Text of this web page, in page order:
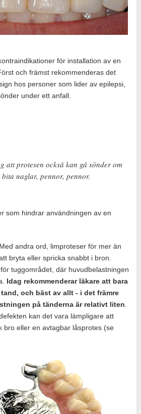
för installation av en
och främst rekommenderas det
hos personer som lider av epilepsi,
under ett anfall.
att protesen också kan gå sönder om
naglar, pennor, pennor.
som hindrar användningen av en
andra ord, limproteser för mer än
bryta eller spricka snabbt i bron.
tuggområdet, där huvudbelastningen
Idag rekommenderar läkare att bara
och bäst av allt - i det främre
på tänderna är relativt liten
kan det vara lämpligare att
bro eller en avtagbar låsprotes (se